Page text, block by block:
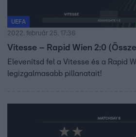
UEFA
2022. február 25. 17:36
Vitesse – Rapid Wien 2:0
Elevenítsd fel a Vitesse és a Rapid
legizgalmasabb pillanatait!